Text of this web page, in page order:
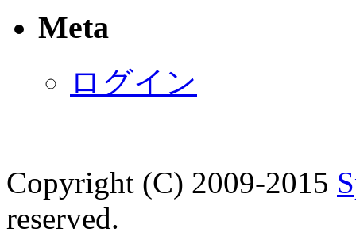
Meta
ログイン
Copyright (C) 2009-2015
reserved.